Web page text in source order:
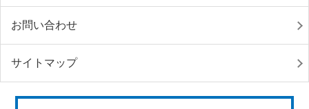
お問い合わせ
サイトマップ